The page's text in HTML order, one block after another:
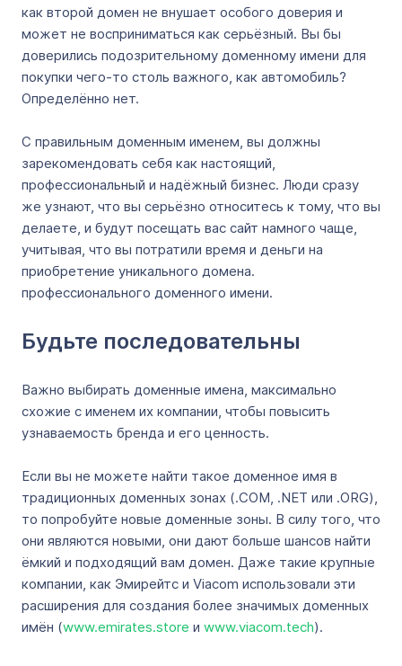
как второй домен не внушает особого доверия и
может не восприниматься как серьёзный. Вы бы
доверились подозрительному доменному имени для
покупки чего-то столь важного, как автомобиль?
Определённо нет.
С правильным доменным именем, вы должны
зарекомендовать себя как настоящий,
профессиональный и надёжный бизнес. Люди сразу
же узнают, что вы серьёзно относитесь к тому, что вы
делаете, и будут посещать вас сайт намного чаще,
учитывая, что вы потратили время и деньги на
приобретение уникального домена.
профессионального доменного имени.
Будьте последовательны
Важно выбирать доменные имена, максимально
схожие с именем их компании, чтобы повысить
узнаваемость бренда и его ценность.
Если вы не можете найти такое доменное имя в
традиционных доменных зонах (.COM, .NET или .ORG),
то попробуйте новые доменные зоны. В силу того, что
они являются новыми, они дают больше шансов найти
ёмкий и подходящий вам домен. Даже такие крупные
компании, как Эмирейтс и Viacom использовали эти
расширения для создания более значимых доменных
имён (www.emirates.store и www.viacom.tech).